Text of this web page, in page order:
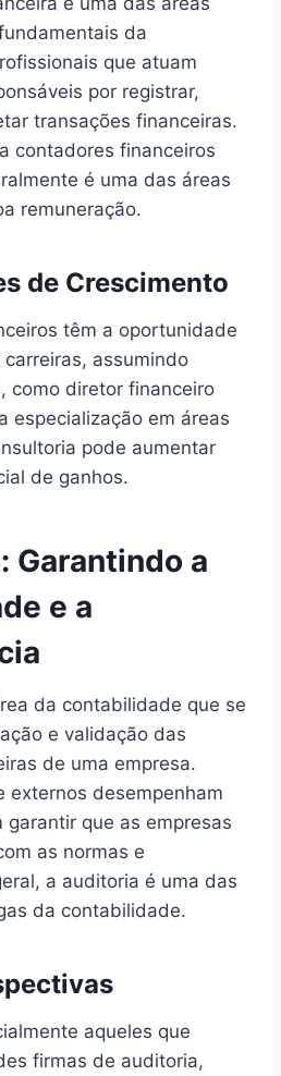
da
que atuam
por registrar,
transações financeiras.
contadores financeiros
é uma das áreas
remuneração.
de Crescimento
têm a oportunidade
assumindo
como diretor financeiro
especialização em áreas
pode aumentar
de ganhos.
Garantindo a
e a
da contabilidade que se
e validação das
de uma empresa.
externos desempenham
garantir que as empresas
as normas e
a auditoria é uma das
da contabilidade.
aqueles que
firmas de auditoria,